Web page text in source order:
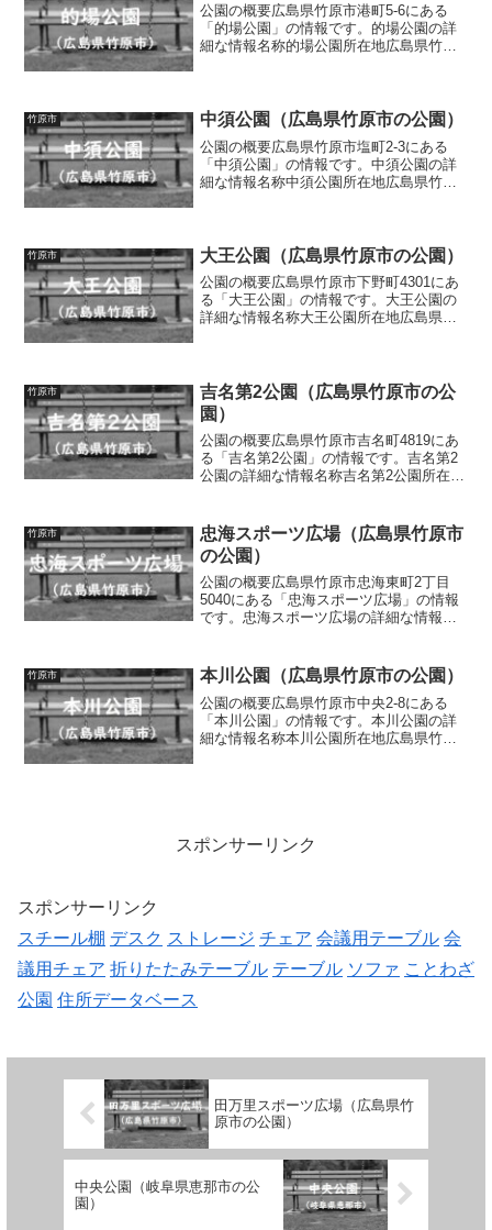
公園の概要広島県竹原市港町5-6にある
「的場公園」の情報です。的場公園の詳
細な情報名称的場公園所在地広島県竹原
パーゴラ、ベ...
竹原市 中須公園（広島県竹原市の公園）
公園の概要広島県竹原市塩町2-3にある
「中須公園」の情報です。中須公園の詳
細な情報名称中須公園所在地広島県竹原
リング遊具、...
竹原市 大王公園（広島県竹原市の公園）
公園の概要広島県竹原市下野町4301にあ
る「大王公園」の情報です。大王公園の
詳細な情報名称大王公園所在地広島県竹
無あり車椅...
竹原市
吉名第2公園（広島県竹原市の公
園）
公園の概要広島県竹原市吉名町4819にあ
る「吉名第2公園」の情報です。吉名第2
公園の詳細な情報名称吉名第2公園所在地
シーソー、鉄棒、砂場、スプリング遊
具、アス...
竹原市
忠海スポーツ広場（広島県竹原市
の公園）
公園の概要広島県竹原市忠海東町2丁目
5040にある「忠海スポーツ広場」の情報
です。忠海スポーツ広場の詳細な情報名
し施設・遊具なしトイレの有無なし車椅
子対応 ...
竹原市 本川公園（広島県竹原市の公園）
公園の概要広島県竹原市中央2-8にある
「本川公園」の情報です。本川公園の詳
細な情報名称本川公園所在地広島県竹原
スポンサーリンク
スポンサーリンク
スチール棚 デスク ストレージ チェア 会議用テーブル 会
議用チェア 折りたたみテーブル テーブル ソファ ことわざ
公園 住所データベース
田万里スポーツ広場（広島県竹
原市の公園）
中央公園（岐阜県恵那市の公
園）